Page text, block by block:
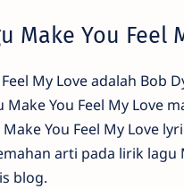
Make You Feel
My Love adalah Bob
You Feel My Love
You Feel My Love
arti pada lirik lagu
blog.